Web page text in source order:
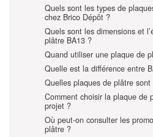
Quels sont les types de
chez Brico Dépôt ?
Quels sont les dimensions et
plâtre BA13 ?
Quand utiliser une plaque de
Quelle est la différence entre
Quelles plaques de plâtre
Comment choisir la plaque de
projet ?
Où peut-on consulter les
plâtre ?